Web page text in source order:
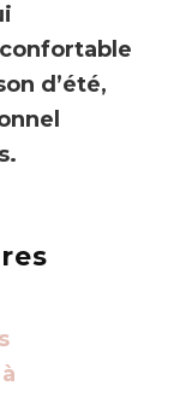
d’été,